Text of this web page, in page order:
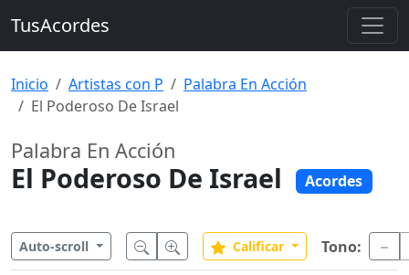
TusAcordes
Inicio Artistas con P
Palabra En Acción
El Poderoso De Israel
Palabra En Acción
El Poderoso De Israel Acordes
Auto-scroll Calificar Tono: